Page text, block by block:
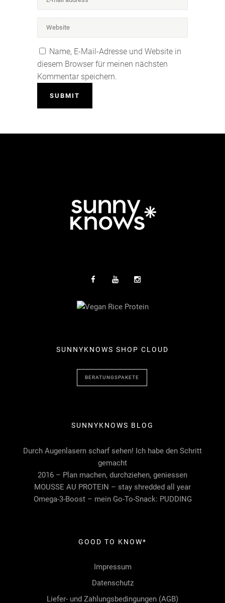
Name, E-Mail-Adresse und Website in
diesem Browser für meinen nächsten
Kommentar speichern.
SUNNYKNOWS SHOP CLOUD
BERATUNGSPAKETE
SUNNYKNOWS BLOG
Durch Augenlasern scharf sehen! Ich habe den Schritt
gemacht
2016 – Plan machen, durchziehen, geniessen
MOUSSE AU PROTEIN – stay shredded all year
Omega-3-Boost – mein Go-To-Snack: PUDDING
GOOD TO KNOW*
Impressum
Datenschutz
Liefer- und Zahlungsbedingungen (AGB)